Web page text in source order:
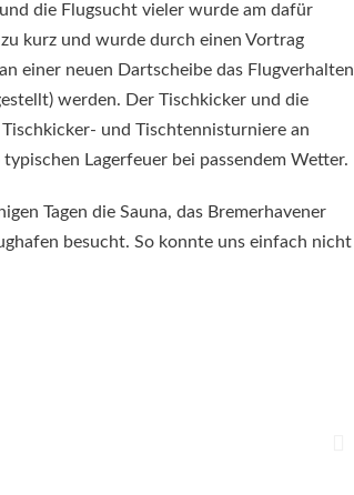
die Flugsucht vieler wurde am dafür
kurz und wurde durch einen Vortrag
einer neuen Dartscheibe das Flugverhalten
werden. Der Tischkicker und die
und Tischtennisturniere an
Lagerfeuer bei passendem Wetter.
Tagen die Sauna, das Bremerhavener
besucht. So konnte uns einfach nicht